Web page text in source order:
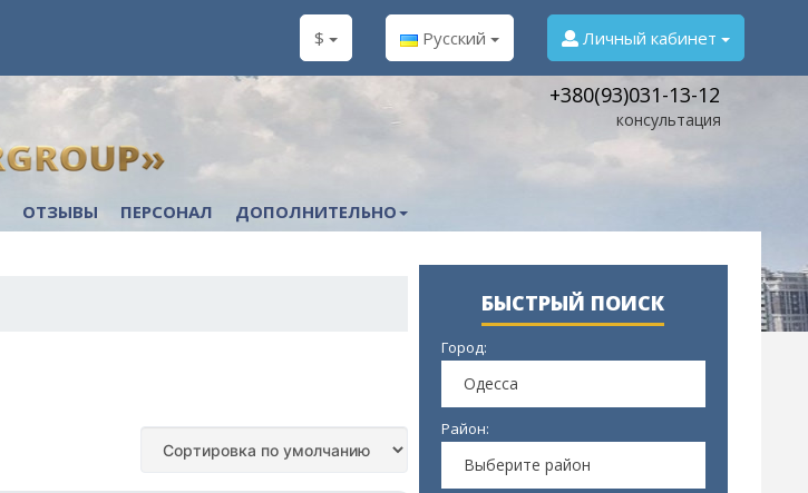
$ Русский Личный кабинет
+380(93)031-13-12
консультация
ОТЗЫВЫ ПЕРСОНАЛ ДОПОЛНИТЕЛЬНО
БЫСТРЫЙ ПОИСК
Город:
Одесса
Район:
Выберите район